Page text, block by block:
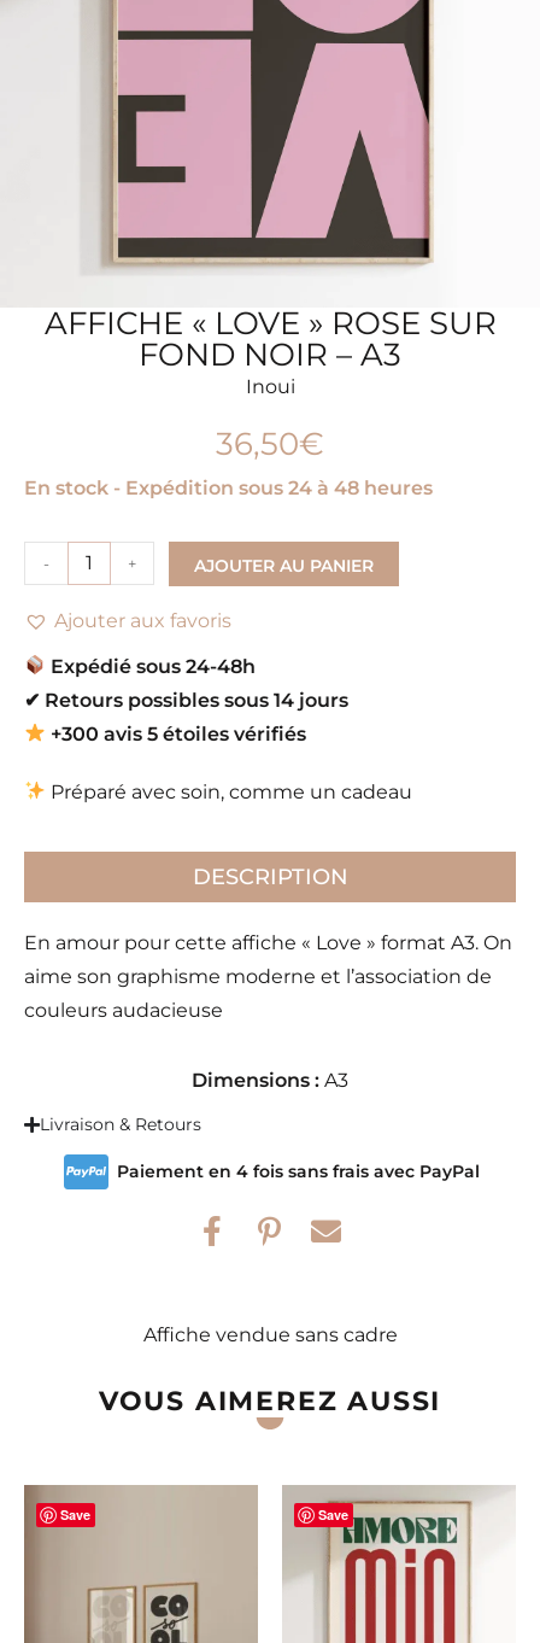
AFFICHE « LOVE » ROSE SUR
FOND NOIR – A3
Inoui
36,50€
En stock - Expédition sous 24 à 48 heures
- + AJOUTER AU PANIER
Ajouter aux favoris
Expédié sous 24-48h
✔ Retours possibles sous 14 jours
+300 avis 5 étoiles vérifiés
Préparé avec soin, comme un cadeau
DESCRIPTION
En amour pour cette affiche « Love » format A3. On
aime son graphisme moderne et l’association de
couleurs audacieuse
Dimensions : A3
Livraison & Retours
Paiement en 4 fois sans frais avec PayPal
Affiche vendue sans cadre
VOUS AIMEREZ AUSSI
Save Save